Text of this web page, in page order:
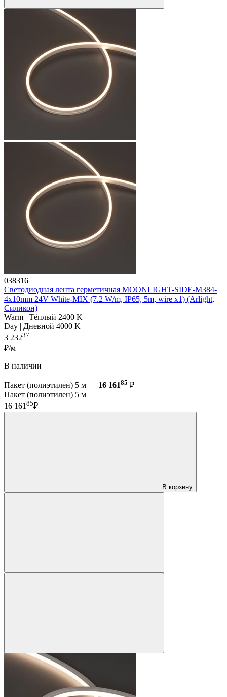
038316
Светодиодная лента герметичная MOONLIGHT-SIDE-M384-
4x10mm 24V White-MIX (7.2 W/m, IP65, 5m, wire x1) (Arlight,
Силикон)
Warm | Тёплый 2400 K
Day | Дневной 4000 K
3 23237
₽/м
В наличии
Пакет (полиэтилен) 5 м — 16 16185 ₽
Пакет (полиэтилен) 5 м
16 16185₽
В корзину